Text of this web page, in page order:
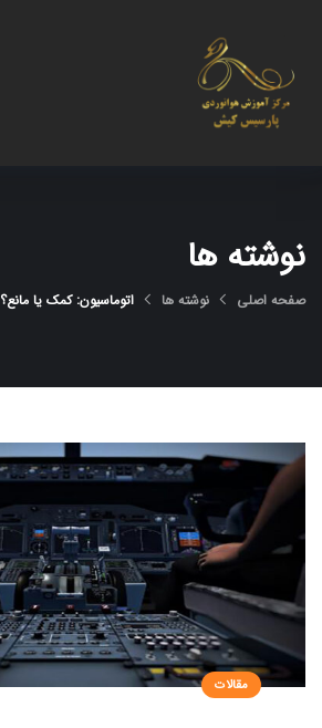
نوشته ها
صفحه اصلی نوشته ها اتوماسیون: کمک یا مانع؟
مقالات